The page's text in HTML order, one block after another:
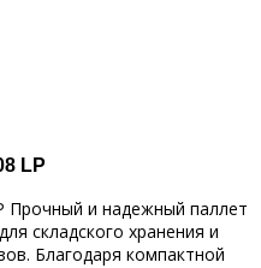
LP
Прочный и надежный паллет
складского хранения и
Благодаря компактной